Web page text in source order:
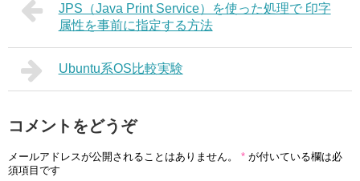
JPS（Java Print Service）を使った処理で 印字
属性を事前に指定する方法
Ubuntu系OS比較実験
コメントをどうぞ
メールアドレスが公開されることはありません。 * が付いている欄は必
須項目です